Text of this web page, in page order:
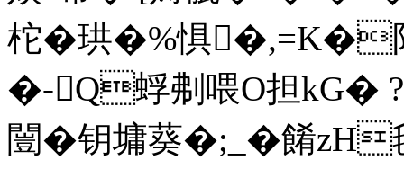
柁�珙�%惧�,=K�
�-Q蜉刜喂O担kG� ?
闓�钥墉葵�;_�餚